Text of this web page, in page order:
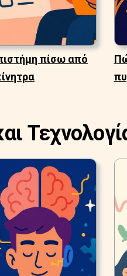
πίσω από